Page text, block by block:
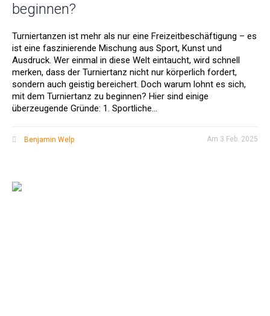
beginnen?
Turniertanzen ist mehr als nur eine Freizeitbeschäftigung – es
ist eine faszinierende Mischung aus Sport, Kunst und
Ausdruck. Wer einmal in diese Welt eintaucht, wird schnell
merken, dass der Turniertanz nicht nur körperlich fordert,
sondern auch geistig bereichert. Doch warum lohnt es sich,
mit dem Turniertanz zu beginnen? Hier sind einige
überzeugende Gründe: 1. Sportliche...
Am 3 Feb. 2025
Benjamin Welp